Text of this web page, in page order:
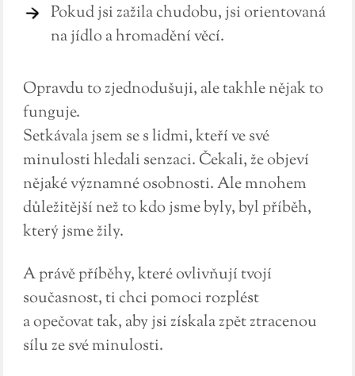
Pokud jsi zažila chudobu, jsi orientovaná
na jídlo a hromadění věcí.
Opravdu to zjednodušuji, ale takhle nějak to
funguje.
Setkávala jsem se s lidmi, kteří ve své
minulosti hledali senzaci. Čekali, že objeví
nějaké významné osobnosti. Ale mnohem
důležitější než to kdo jsme byly, byl příběh,
který jsme žily.
A právě příběhy, které ovlivňují tvojí
současnost, ti chci pomoci rozplést
a opečovat tak, aby jsi získala zpět ztracenou
sílu ze své minulosti.